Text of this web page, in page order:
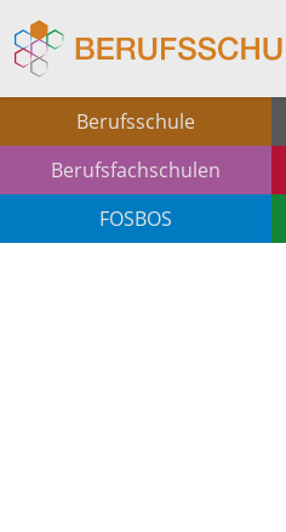
Berufsschule
Berufsfachschulen
FOSBOS